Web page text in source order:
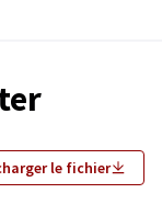
le fichier